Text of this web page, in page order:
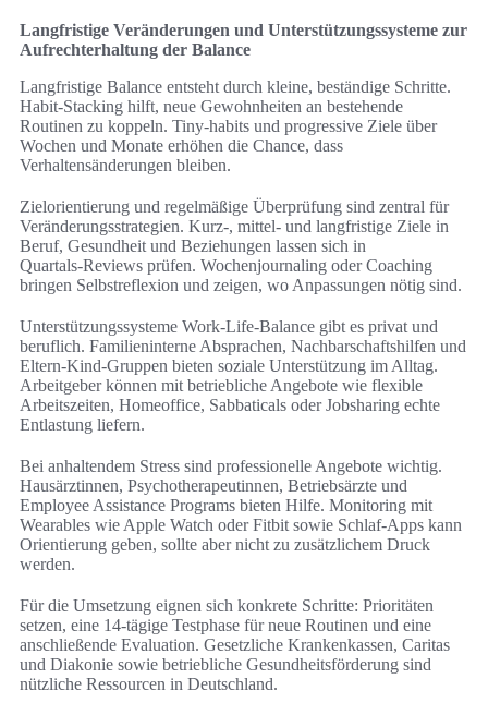
Langfristige Veränderungen und Unterstützungssysteme zur
Aufrechterhaltung der Balance
Langfristige Balance entsteht durch kleine, beständige Schritte.
Habit‑Stacking hilft, neue Gewohnheiten an bestehende
Routinen zu koppeln. Tiny‑habits und progressive Ziele über
Wochen und Monate erhöhen die Chance, dass
Verhaltensänderungen bleiben.
Zielorientierung und regelmäßige Überprüfung sind zentral für
Veränderungsstrategien. Kurz-, mittel- und langfristige Ziele in
Beruf, Gesundheit und Beziehungen lassen sich in
Quartals‑Reviews prüfen. Wochenjournaling oder Coaching
bringen Selbstreflexion und zeigen, wo Anpassungen nötig sind.
Unterstützungssysteme Work-Life-Balance gibt es privat und
beruflich. Familieninterne Absprachen, Nachbarschaftshilfen und
Eltern‑Kind‑Gruppen bieten soziale Unterstützung im Alltag.
Arbeitgeber können mit betriebliche Angebote wie flexible
Arbeitszeiten, Homeoffice, Sabbaticals oder Jobsharing echte
Entlastung liefern.
Bei anhaltendem Stress sind professionelle Angebote wichtig.
Hausärztinnen, Psychotherapeutinnen, Betriebsärzte und
Employee Assistance Programs bieten Hilfe. Monitoring mit
Wearables wie Apple Watch oder Fitbit sowie Schlaf‑Apps kann
Orientierung geben, sollte aber nicht zu zusätzlichem Druck
werden.
Für die Umsetzung eignen sich konkrete Schritte: Prioritäten
setzen, eine 14‑tägige Testphase für neue Routinen und eine
anschließende Evaluation. Gesetzliche Krankenkassen, Caritas
und Diakonie sowie betriebliche Gesundheitsförderung sind
nützliche Ressourcen in Deutschland.